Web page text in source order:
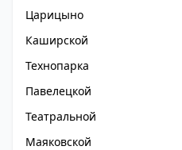
Царицыно
Каширской
Технопарка
Павелецкой
Театральной
Маяковской